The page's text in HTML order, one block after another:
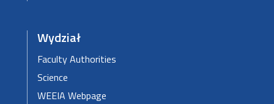
Wydział
Faculty Authorities
Science
WEEIA Webpage